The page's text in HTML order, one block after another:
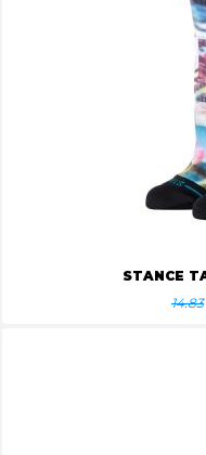
STANCE
14.83